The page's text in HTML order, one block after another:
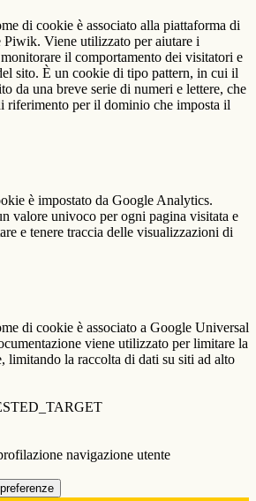
di cookie è associato alla piattaforma di
Piwik. Viene utilizzato per aiutare i
il comportamento dei visitatori e
sito. È un cookie di tipo pattern, in cui il
da una breve serie di numeri e lettere, che
riferimento per il dominio che imposta il
è impostato da Google Analytics.
valore univoco per ogni pagina visitata e
e tenere traccia delle visualizzazioni di
di cookie è associato a Google Universal
viene utilizzato per limitare la
limitando la raccolta di dati su siti ad alto
navigazione utente